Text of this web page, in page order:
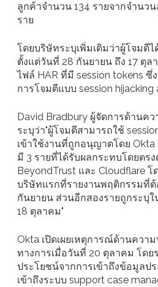
ลูกค้าจำนวน 134 รายจากจำนว
ราย
โดยบริษัทระบุเพิ่มเติมว่าผู้โจมตี
ตั้งแต่วันที่ 28 กันยายน ถึง 17 ตุล
ไฟล์ HAR ที่มี session tokens ซึ่
การโจมตีแบบ session hijacking
David Bradbury ผู้จัดการด้านค
ระบุว่า"ผู้โจมตีสามารถใช้
เข้าใช้งานที่ถูกอนุญาตโดย Okta
มี 3 รายที่ได้รับผลกระทบโดยตรง
BeyondTrust และ Cloudflare โ
บริษัทแรกที่รายงานพฤติกรรมที่ต้
กันยายน ส่วนอีกสองรายถูกระบุ
18 ตุลาคม"
Okta เปิดเผยเหตุการณ์ด้านควา
ทางการเมื่อวันที่ 20 ตุลาคม โดย
ประโยชน์จากการเข้าถึงข้อมูลป
เข้าถึงระบบ support case